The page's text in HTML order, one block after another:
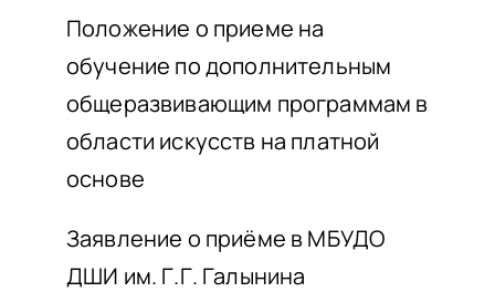
Положение о приеме на
обучение по дополнительным
общеразвивающим программам в
области искусств на платной
основе
Заявление о приёме в МБУДО
ДШИ им. Г.Г. Галынина